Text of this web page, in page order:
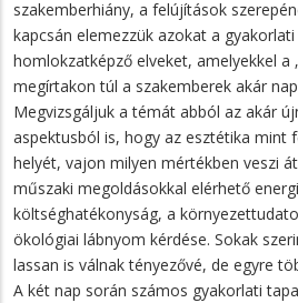
szakemberhiány, a felújítások
kapcsán elemezzük azokat a
homlokzatképző elveket, amelyekkel a
megírtakon túl a szakemberek akár
Megvizsgáljuk a témát abból az akár
aspektusból is, hogy az esztétika mint
helyét, vajon milyen mértékben veszi
műszaki megoldásokkal elérhető
költséghatékonyság, a
ökológiai lábnyom kérdése. Sokak
lassan is válnak tényezővé, de egyre
A két nap során számos gyakorlati